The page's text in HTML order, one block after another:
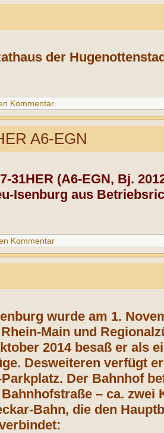
der
Kommentar
A6-EGN
31HER (A6-EGN, Bj.
Isenburg aus
Kommentar
wurde am 1.
Main und
2014 besaß er als
Desweiteren verfügt
Der Bahnhof
– ca.
Bahn, die den